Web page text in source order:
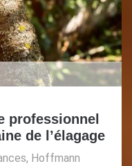
professionnel
de l’élagage
Hoffmann